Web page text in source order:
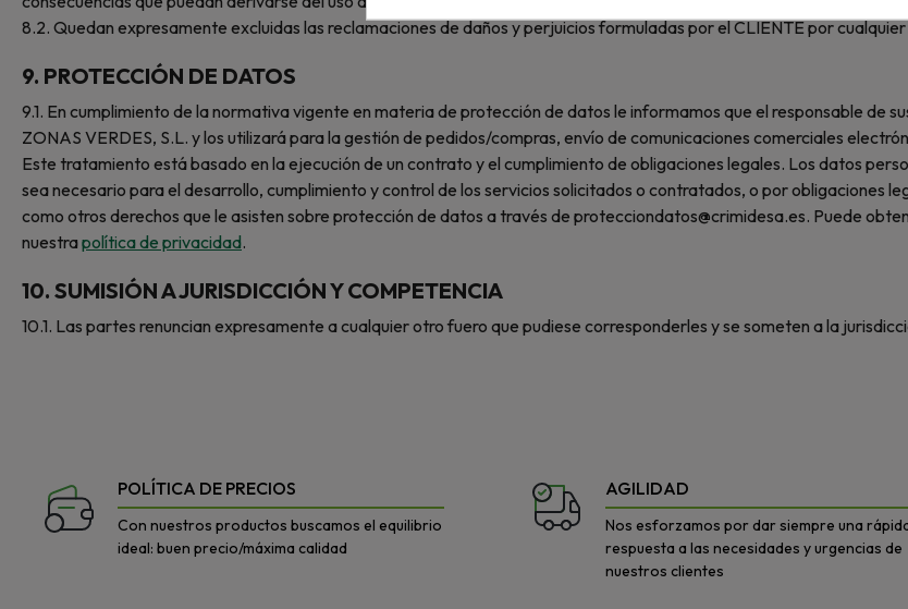
8.2. Quedan expresamente excluidas las reclamaciones de daños y perjuicios formuladas por el CLIENTE por
9. PROTECCIÓN DE DATOS
9.1. En cumplimiento de la normativa vigente en materia de protección de datos le informamos que el responsable de
ZONAS VERDES, S.L. y los utilizará para la gestión de pedidos/compras, envío de comunicaciones comerciales
Este tratamiento está basado en la ejecución de un contrato y el cumplimiento de obligaciones legales. Los datos
sea necesario para el desarrollo, cumplimiento y control de los servicios solicitados o contratados, o por obligaciones
como otros derechos que le asisten sobre protección de datos a través de protecciondatos@crimidesa.es. Puede
nuestrapolítica de privacidad.
10. SUMISIÓN A JURISDICCIÓN Y COMPETENCIA
10.1. Las partes renuncian expresamente a cualquier otro fuero que pudiese corresponderles y se someten a la
POLÍTICA DE PRECIOS
Con nuestros productos buscamos el equilibrio
ideal: buen precio/máxima calidad
AGILIDAD
Nos esforzamos por dar siempre una
respuesta a las necesidades y urgencias de
nuestros clientes